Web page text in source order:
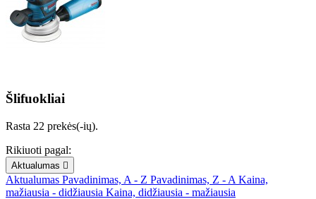
Šlifuokliai
Rasta 22 prekės(-ių).
Rikiuoti pagal:
Aktualumas 
Aktualumas Pavadinimas, A - Z Pavadinimas, Z - A Kaina,
mažiausia - didžiausia Kaina, didžiausia - mažiausia